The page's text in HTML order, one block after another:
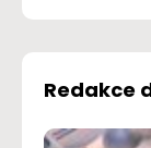
Redakce